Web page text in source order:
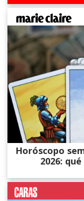
Horóscopo
2026: